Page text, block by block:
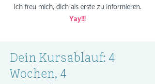
Ich freu mich, dich als erste zu informieren.
Yay!!!
Dein Kursablauf: 4
Wochen, 4